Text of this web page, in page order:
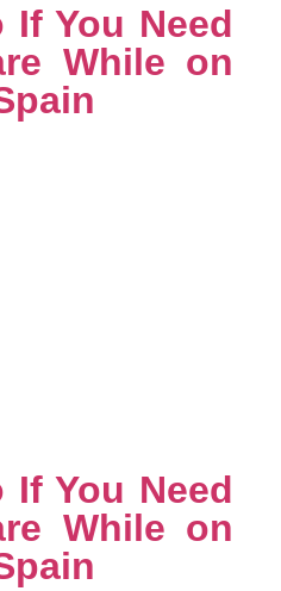
If You Need
While on
If You Need
While on